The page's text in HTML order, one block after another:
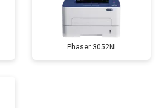
Phaser 3052NI